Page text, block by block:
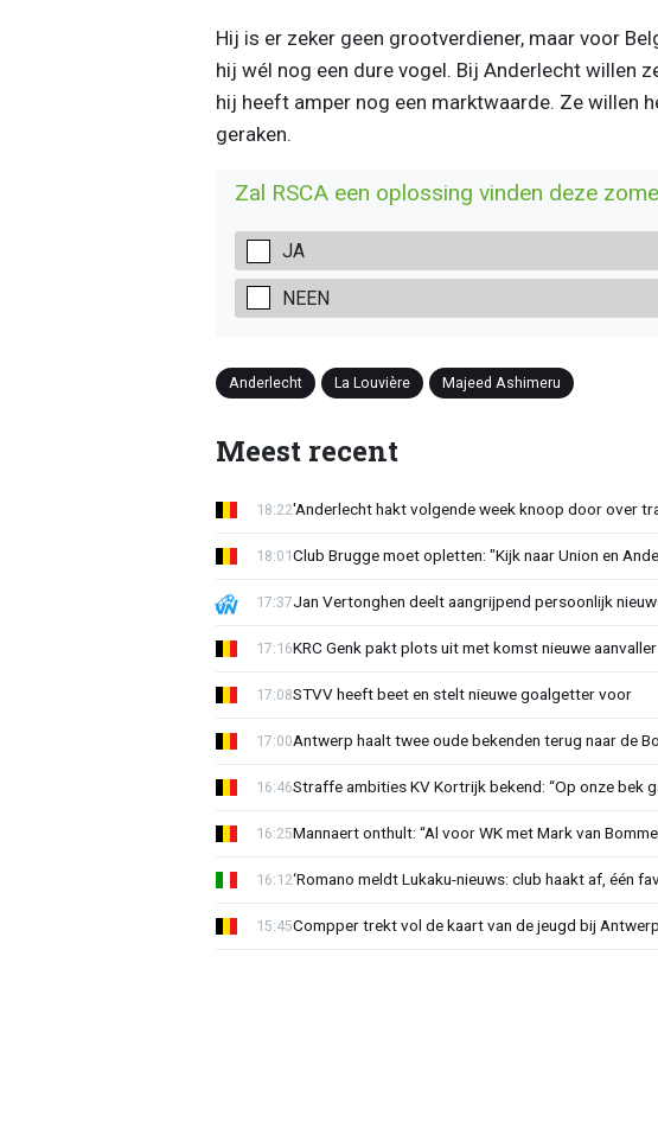
Hij is er zeker geen grootverdiener, maar voor
hij wél nog een dure vogel. Bij Anderlecht willen
hij heeft amper nog een marktwaarde. Ze willen
geraken.
Zal RSCA een oplossing vinden deze
JA
NEEN
Anderlecht La Louvière Majeed Ashimeru
Meest recent
'Anderlecht hakt volgende week knoop door over
18:22
Club Brugge moet opletten: "Kijk naar Union en
18:01
Jan Vertonghen deelt aangrijpend persoonlijk
17:37
KRC Genk pakt plots uit met komst nieuwe aanvaller
17:16
STVV heeft beet en stelt nieuwe goalgetter voor
17:08
Antwerp haalt twee oude bekenden terug naar de
17:00
Straffe ambities KV Kortrijk bekend: “Op onze bek
16:46
Mannaert onthult: “Al voor WK met Mark van
16:25
‘Romano meldt Lukaku-nieuws: club haakt af, één
16:12
Compper trekt vol de kaart van de jeugd bij Antwerp
15:45